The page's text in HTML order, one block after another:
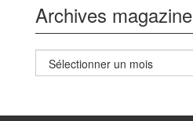
Archives magazine
Archives
magazine